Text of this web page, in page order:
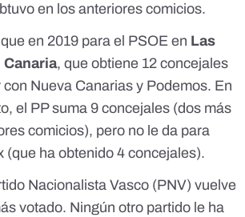
en los anteriores comicios.
en 2019 para el PSOE en Las
Canaria, que obtiene 12 concejales
Nueva Canarias y Podemos. En
el PP suma 9 concejales (dos más
comicios), pero no le da para
(que ha obtenido 4 concejales).
Nacionalista Vasco (PNV) vuelve
votado. Ningún otro partido le ha